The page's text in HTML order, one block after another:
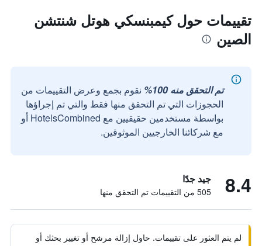
تقييمات حول كيمبنسكي هوتل شنتشن
الصين
تم التحقق منه 100%
نقوم بجمع وعرض التقييمات من
الحجوزات التي تم التحقق منها فقط والتي تم إجراؤها
بواسطة مستخدمين حقيقيين مع HotelsCombined أو
مع شركائنا الخارجيين الموثوقين.
8.4 جيد جدًا
505 من التقييمات تم التحقق منها
لم يتم العثور على تقييمات. حاول إزالة مرشح أو تغيير بحثك أو